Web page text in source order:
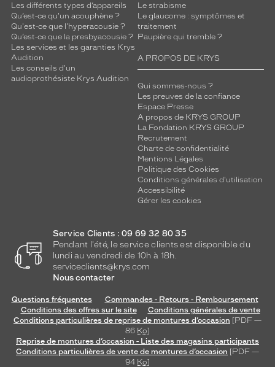
Les différents types d’appareils
Qu’est-ce qu'un acouphène ?
Qu'est-ce que l'hyperacousie ?
Qu’est-ce que la presbyacousie ?
Les services et les garanties Krys
Audition
Les conseils d'un
audioprothésiste Krys Audition
Le strabisme
Le glaucome : symptômes et
traitement
Paupière qui tremble ?
A PROPOS DE KRYS
Qui sommes-nous ?
Les preuves de la confiance
Espace Presse
A propos de KRYS GROUP
La Fondation KRYS GROUP
Recrutement
Charte de confidentialité
Mentions Légales
Politique des Cookies
Conditions générales d'utilisation
Accessibilité
Gérer les cookies
Service Clients : 09 69 32 80 35
Pendant l'été, le service clients est disponible du
lundi au vendredi de 10h à 18h.
serviceclients@krys.com
Nous contacter
Questions fréquentes
Commandes - Retours - Remboursement
Conditions des offres sur le site
Conditions générales de vente
Conditions particulières de reprise de montures d’occasion [PDF —
86 Ko]
Reprise de montures d’occasion - Liste des magasins participants
Conditions particulières de vente de montures d’occasion [PDF —
94 Ko]